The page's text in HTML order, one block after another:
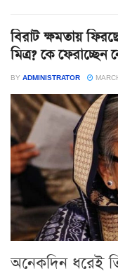
বিরাট ক্ষমতায়
মিত্র? কে ফেরাচ্ছেন
BY ADMINISTRATOR
অনেকদিন ধরেই